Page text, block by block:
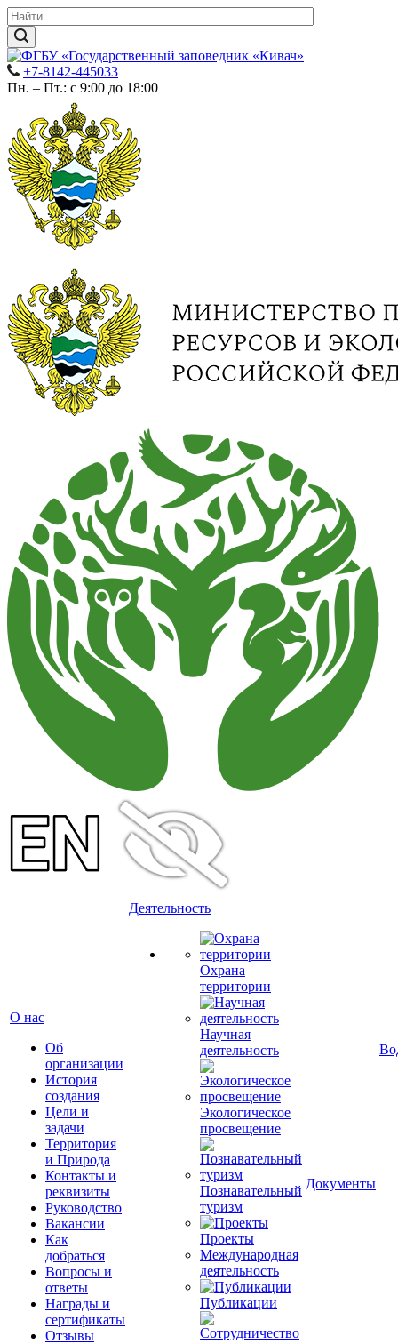
+7-8142-445033
Пн. – Пт.: с 9:00 до 18:00
О нас
Об
организации
История
создания
Цели и
задачи
Территория
и Природа
Контакты и
реквизиты
Руководство
Вакансии
Как
добраться
Вопросы и
ответы
Награды и
сертификаты
Отзывы
Деятельность
Охрана
территории
Научная
деятельность
Экологическое
просвещение
Познавательный
туризм
Проекты
Международная
деятельность
Публикации
Документы